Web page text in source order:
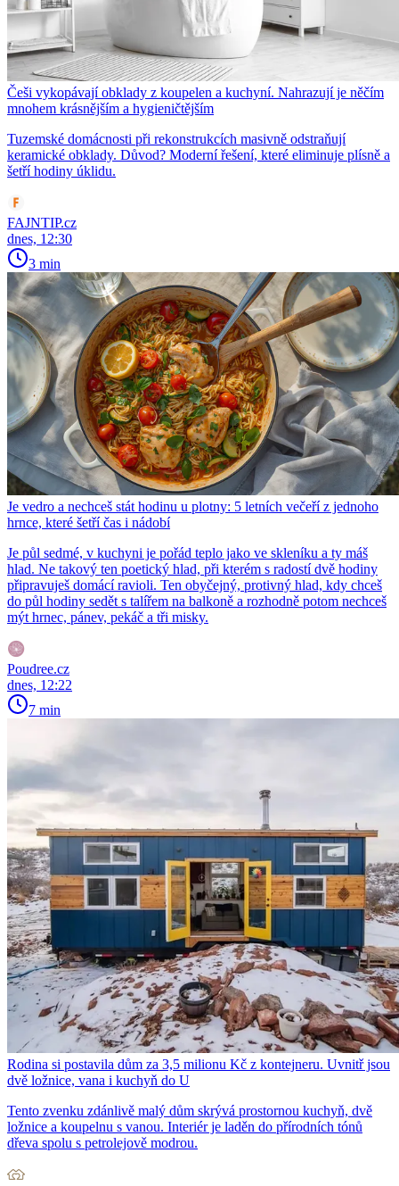
Češi vykopávají obklady z koupelen a kuchyní. Nahrazují je něčím
mnohem krásnějším a hygieničtějším
Tuzemské domácnosti při rekonstrukcích masivně odstraňují
keramické obklady. Důvod? Moderní řešení, které eliminuje plísně a
šetří hodiny úklidu.
FAJNTIP.cz
dnes, 12:30
3 min
Je vedro a nechceš stát hodinu u plotny: 5 letních večeří z jednoho
hrnce, které šetří čas i nádobí
Je půl sedmé, v kuchyni je pořád teplo jako ve skleníku a ty máš
hlad. Ne takový ten poetický hlad, při kterém s radostí dvě hodiny
připravuješ domácí ravioli. Ten obyčejný, protivný hlad, kdy chceš
do půl hodiny sedět s talířem na balkoně a rozhodně potom nechceš
mýt hrnec, pánev, pekáč a tři misky.
Poudree.cz
dnes, 12:22
7 min
Rodina si postavila dům za 3,5 milionu Kč z kontejneru. Uvnitř jsou
dvě ložnice, vana i kuchyň do U
Tento zvenku zdánlivě malý dům skrývá prostornou kuchyň, dvě
ložnice a koupelnu s vanou. Interiér je laděn do přírodních tónů
dřeva spolu s petrolejově modrou.